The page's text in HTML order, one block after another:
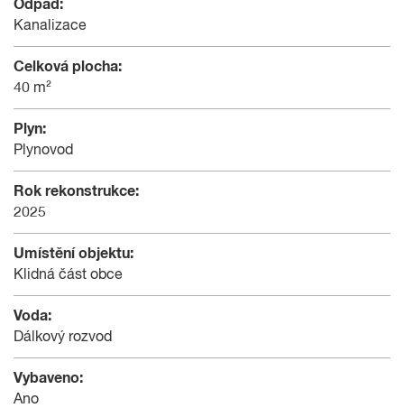
Odpad:
Kanalizace
Celková plocha:
40 m²
Plyn:
Plynovod
Rok rekonstrukce:
2025
Umístění objektu:
Klidná část obce
Voda:
Dálkový rozvod
Vybaveno:
Ano